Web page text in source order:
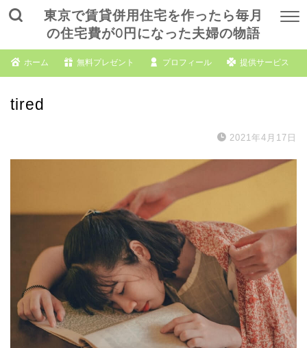
東京で賃貸併用住宅を作ったら毎月
の住宅費が0円になった夫婦の物語
ホーム 無料プレゼント プロフィール 提供サービス
tired
2021年4月17日